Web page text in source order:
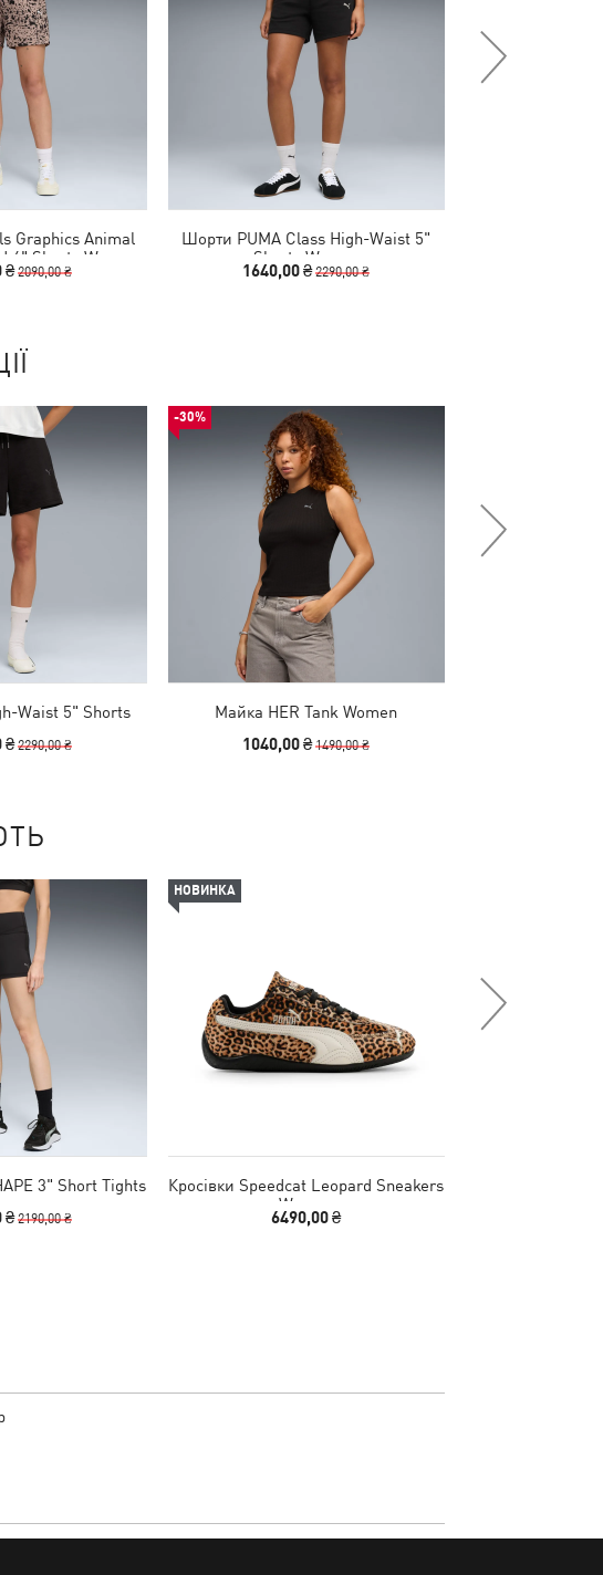
Graphics Animal
4" Shorts Women
₴2090,00 ₴
Шорти PUMA Class High-Waist 5"
Shorts Women
1640,00 ₴2290,00 ₴
Waist 5" Shorts
₴2290,00 ₴
-30%
Майка HER Tank Women
1040,00 ₴1490,00 ₴
3" Short Tights
₴2190,00 ₴
НОВИНКА
Кросівки Speedcat Leopard Sneakers
Women
6490,00 ₴